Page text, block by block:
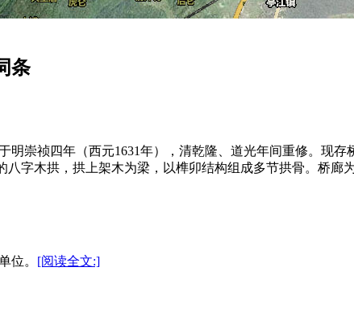
条
崇祯四年（西元1631年），清乾隆、道光年间重修。现存
字木拱，拱上架木为梁，以榫卯结构组成多节拱骨。桥廊
位。 [阅读全文:]